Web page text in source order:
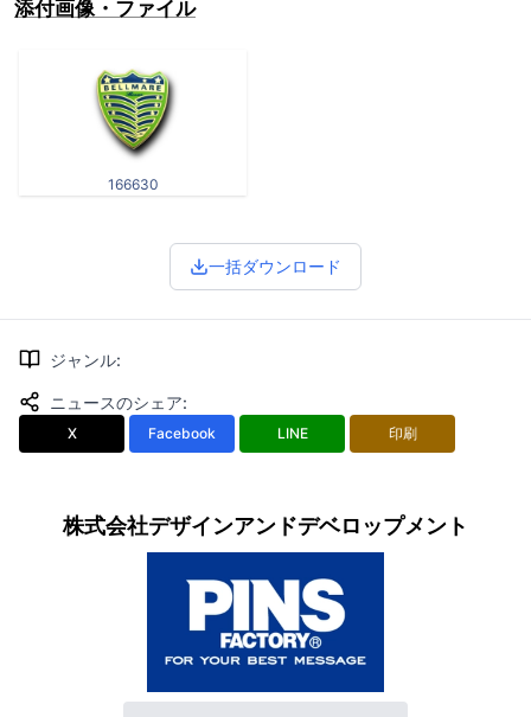
添付画像・ファイル
166630
一括ダウンロード
ジャンル:
ニュースのシェア:
X Facebook LINE 印刷
株式会社デザインアンドデベロップメント